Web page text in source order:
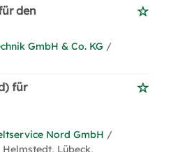
den
GmbH & Co. KG /
für
Nord GmbH /
Lübeck,